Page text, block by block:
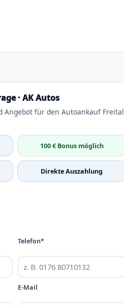
· AK Autos
Angebot für den Autoankauf Freital
100 € Bonus möglich
Direkte Auszahlung
Telefon*
E-Mail